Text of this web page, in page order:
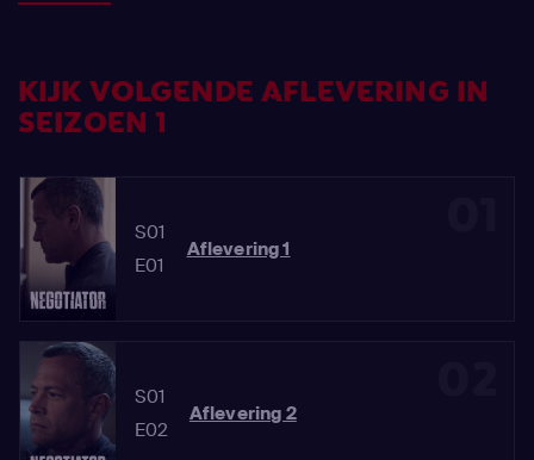
KIJK VOLGENDE AFLEVERING IN
SEIZOEN 1
S01
E01
Aflevering 1
S01
E02
Aflevering 2